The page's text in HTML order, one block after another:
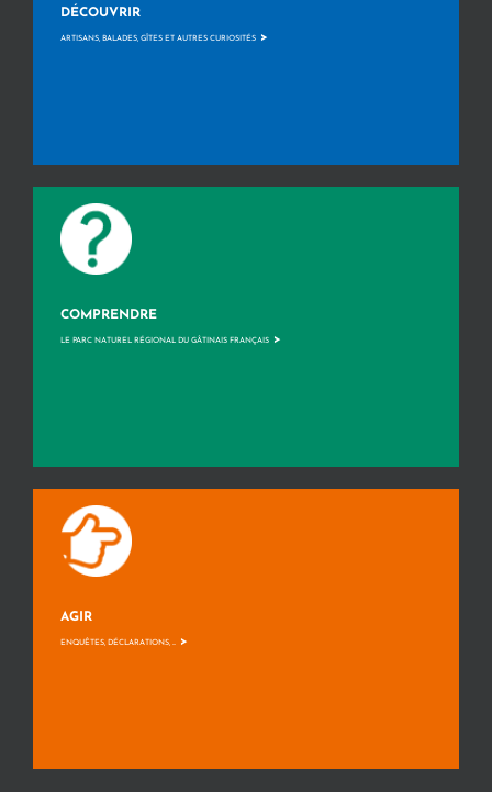
DÉCOUVRIR
ARTISANS, BALADES, GÎTES ET AUTRES CURIOSITÉS >
COMPRENDRE
LE PARC NATUREL RÉGIONAL DU GÂTINAIS FRANÇAIS >
AGIR
ENQUÊTES, DÉCLARATIONS, ... >